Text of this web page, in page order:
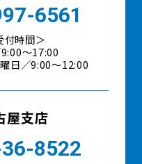
6561
付時間＞
〜17:00
日／9:00～12:00
屋支店
8522